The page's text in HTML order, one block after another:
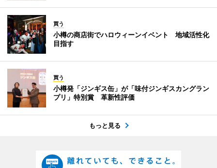
買う
小樽の商店街でハロウィーンイベント 地域活性化
目指す
買う
小樽発「ジンギス缶」が「味付ジンギスカングラン
プリ」特別賞 革新性評価
もっと見る